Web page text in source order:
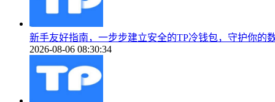
新手友好指南，一步步建立安全的TP冷钱包，守护你的
2026-08-06 08:30:34